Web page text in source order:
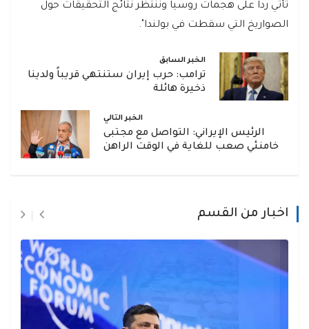
تأتي ردا على هجمات روسيا وننتظر نتائج التحقيقات حول
الصواريخ التي سقطت في بولندا".
الخبر السابق
ترامب: حرب إيران ستنتهي قريباً ولدينا
ذخيرة هائلة
الخبر التالي
الرئيس الإيراني: التواصل مع مجتبى
خامنئي صعب للغاية في الوقت الراهن
اخبار من القسم